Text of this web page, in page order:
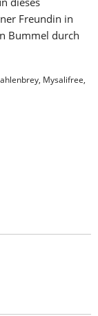
Freundin in
Bummel durch
, Mysalifree,